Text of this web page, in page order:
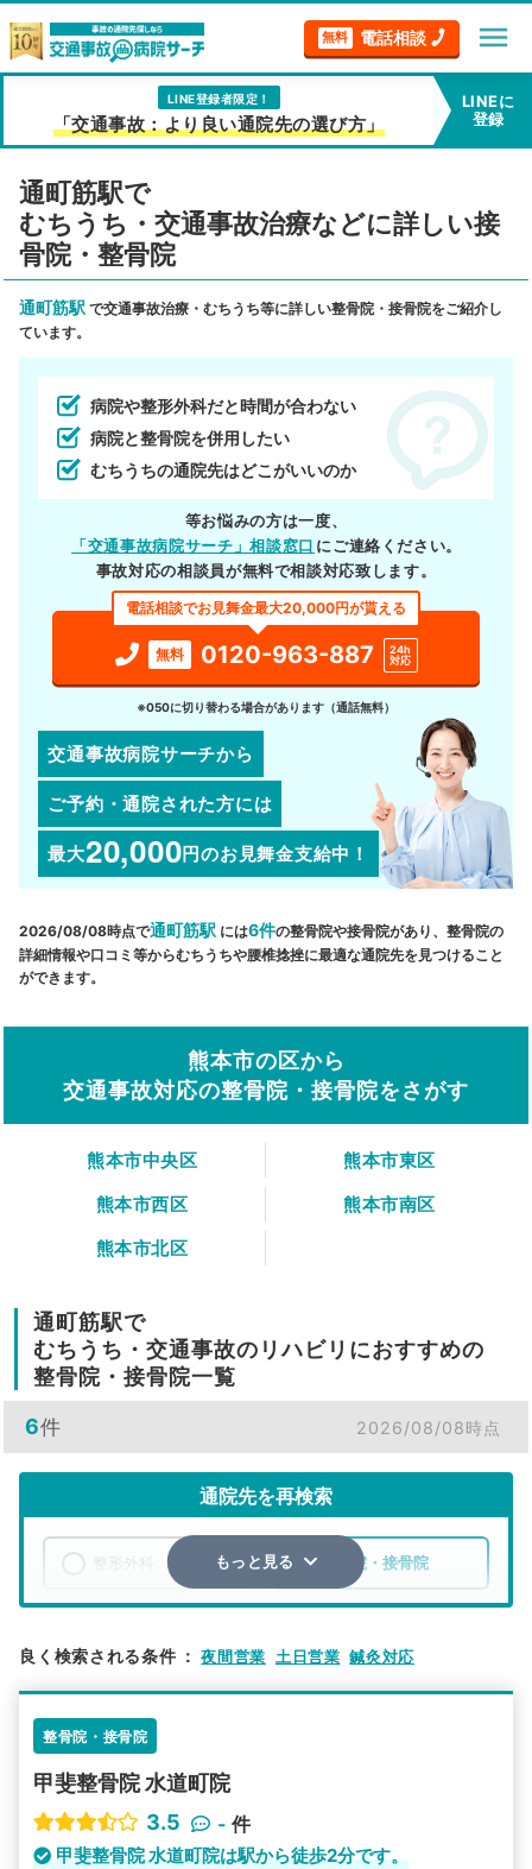
無料 電話相談 menu
LINE登録者限定！
「交通事故：より良い通院先の選び方」
LINEに
登録
通町筋駅で
むちうち・交通事故治療などに詳しい接
骨院・整骨院
通町筋駅 で交通事故治療・むちうち等に詳しい整骨院・接骨院をご紹介し
ています。
病院や整形外科だと時間が合わない
病院と整骨院を併用したい
むちうちの通院先はどこがいいのか
等お悩みの方は一度、
「交通事故病院サーチ」相談窓口 にご連絡ください。
事故対応の相談員が無料で相談対応致します。
電話相談でお見舞金最大20,000円が貰える
無料 0120-963-887
24h
対応
※050に切り替わる場合があります（通話無料）
交通事故病院サーチから
ご予約・通院された方には
最大20,000円のお見舞金支給中！
2026/08/08時点で通町筋駅 には6件の整骨院や接骨院があり、整骨院の
詳細情報や口コミ等からむちうちや腰椎捻挫に最適な通院先を見つけること
ができます。
熊本市の区から
交通事故対応の整骨院・接骨院をさがす
熊本市中央区
熊本市東区
熊本市西区
熊本市南区
熊本市北区
通町筋駅で
むちうち・交通事故のリハビリにおすすめの
整骨院・接骨院一覧
6件 2026/08/08時点
通院先を再検索
整骨院・接骨院
検索する
駅から探す 院名から探す
もっと見る
良く検索される条件 ： 夜間営業 土日営業 鍼灸対応
整骨院・接骨院
甲斐整骨院 水道町院
3.5
- 件
甲斐整骨院 水道町院は駅から徒歩2分です。